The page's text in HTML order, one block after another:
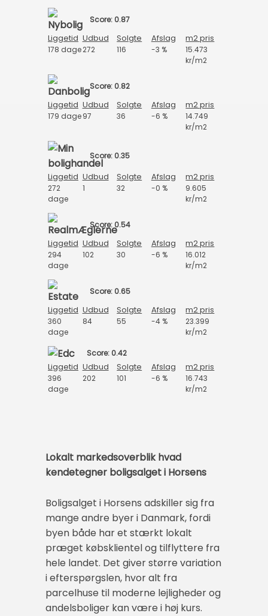
Score: 0.87
Liggetid Udbud Solgte Afslag m2 pris
178 dage272 116 -3 %
15.473
kr/m2
Score: 0.82
Liggetid Udbud Solgte Afslag m2 pris
179 dage97 36 -6 %
14.749
kr/m2
Score: 0.35
Liggetid Udbud Solgte Afslag m2 pris
272
dage
1 32 -0 %
9.605
kr/m2
Score: 0.54
Liggetid Udbud Solgte Afslag m2 pris
294
dage
102 30 -6 %
16.012
kr/m2
Score: 0.65
Liggetid Udbud Solgte Afslag m2 pris
360
dage
84 55 -4 %
23.399
kr/m2
Score: 0.42
Liggetid Udbud Solgte Afslag m2 pris
396
dage
202 101 -6 %
16.743
kr/m2
Lokalt markedsoverblik hvad
kendetegner boligsalget i Horsens
Boligsalget i Horsens adskiller sig fra
mange andre byer i Danmark, fordi
byen både har et stærkt lokalt
præget købsklientel og tilflyttere fra
hele landet. Det giver større variation
i efterspørgslen, hvor alt fra
parcelhuse til moderne lejligheder og
andelsboliger kan være i høj kurs.